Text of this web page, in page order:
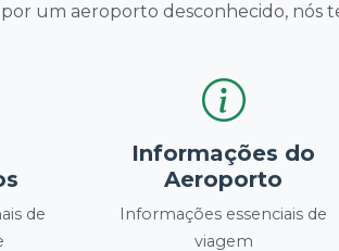
um aeroporto desconhecido, nós
de
Informações do
Aeroporto
Informações essenciais de
viagem